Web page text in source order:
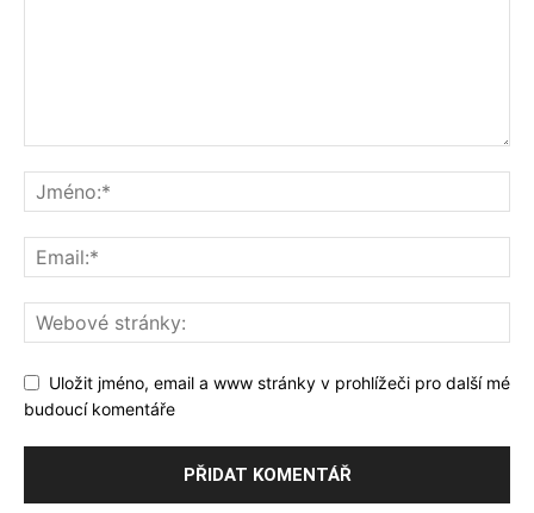
Uložit jméno, email a www stránky v prohlížeči pro další mé
budoucí komentáře